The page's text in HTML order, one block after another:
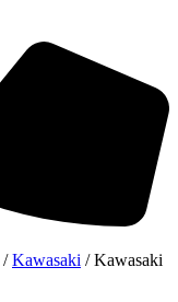
/Kawasaki / Kawasaki